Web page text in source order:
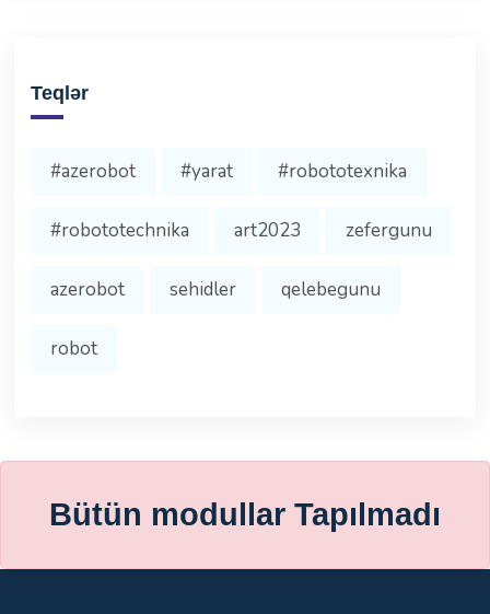
Teqlər
#azerobot #yarat #robototexnika
#robototechnika art2023 zefergunu
azerobot sehidler qelebegunu
robot
Bütün modullar Tapılmadı